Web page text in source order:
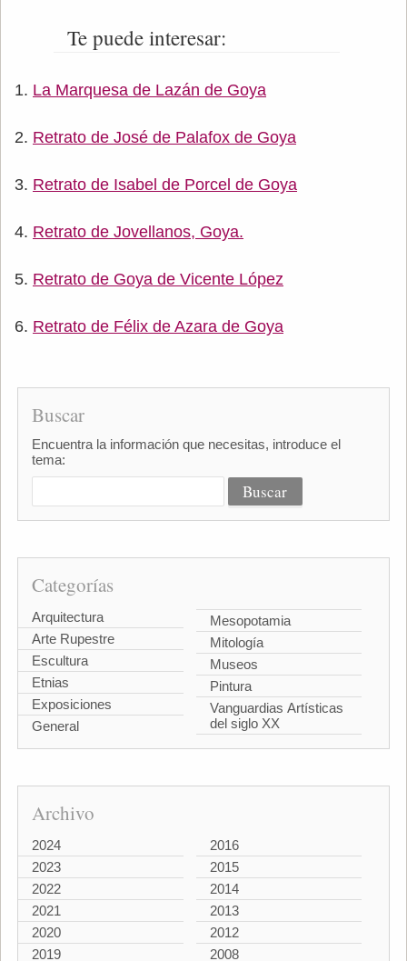
Te puede interesar:
La Marquesa de Lazán de Goya
Retrato de José de Palafox de Goya
Retrato de Isabel de Porcel de Goya
Retrato de Jovellanos, Goya.
Retrato de Goya de Vicente López
Retrato de Félix de Azara de Goya
Buscar
Encuentra la información que necesitas, introduce el
tema:
Categorías
Arquitectura
Arte Rupestre
Escultura
Etnias
Exposiciones
General
Mesopotamia
Mitología
Museos
Pintura
Vanguardias Artísticas
del siglo XX
Archivo
2024
2023
2022
2021
2020
2019
2016
2015
2014
2013
2012
2008